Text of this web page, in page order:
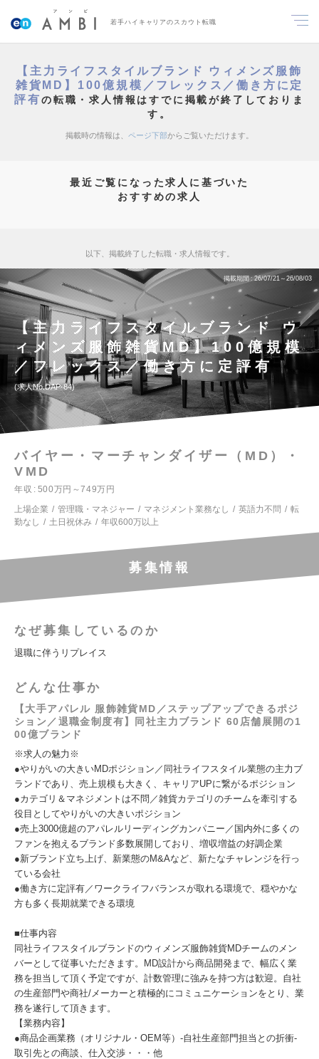
若手ハイキャリアのスカウト転職
【主力ライフスタイルブランド ウィメンズ服飾
雑貨MD】100億規模／フレックス／働き方に定
評有の転職・求人情報はすでに掲載が終了しておりま
す。
掲載時の情報は、 ページ下部からご覧いただけます。
最近ご覧になった求人に基づいた
おすすめの求人
以下、掲載終了した転職・求人情報です。
掲載期間 26/07/21～26/08/03
【主力ライフスタイルブランド ウ
ィメンズ服飾雑貨MD】100億規模
／フレックス／働き方に定評有
求人No.DAP-84
バイヤー・マーチャンダイザー（MD）・
VMD
年収
500万円～749万円
上場企業
管理職・マネジャー マネジメント業務なし 英語力不問
転
勤なし
土日祝休み 年収600万以上
募集情報
なぜ募集しているのか
退職に伴うリプレイス
どんな仕事か
【大手アパレル 服飾雑貨MD／ステップアップできるポジ
ション／退職金制度有】同社主力ブランド 60店舗展開の1
00億ブランド
※求人の魅力※
●やりがいの大きいMDポジション／同社ライフスタイル業態の主力ブ
ランドであり、売上規模も大きく、キャリアUPに繋がるポジション
●カテゴリ＆マネジメントは不問／雑貨カテゴリのチームを牽引する
役目としてやりがいの大きいポジション
●売上3000億超のアパレルリーディングカンパニー／国内外に多くの
ファンを抱えるブランド多数展開しており、増収増益の好調企業
●新ブランド立ち上げ、新業態のM&Aなど、新たなチャレンジを行っ
ている会社
●働き方に定評有／ワークライフバランスが取れる環境で、穏やかな
方も多く長期就業できる環境
■仕事内容
同社ライフスタイルブランドのウィメンズ服飾雑貨MDチームのメン
バーとして従事いただきます。MD設計から商品開発まで、幅広く業
務を担当して頂く予定ですが、計数管理に強みを持つ方は歓迎。自社
の生産部門や商社/メーカーと積極的にコミュニケーションをとり、業
務を遂行して頂きます。
【業務内容】
●商品企画業務（オリジナル・OEM等）-自社生産部門担当との折衝-
取引先との商談、仕入交渉・・・他